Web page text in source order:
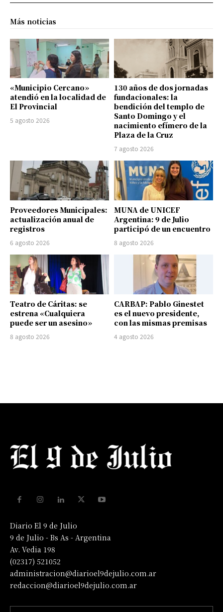
Más noticias
«Municipio Cercano»
atendió en la localidad de
El Provincial
5 agosto 2026
130 años de dos jornadas
fundacionales: la
bendición del templo de
Santo Domingo y el
nacimiento efímero de la
Plaza de la Cruz
7 agosto 2026
Proveedores Municipales:
actualización anual de
registros
6 agosto 2026
MUNA de UNICEF
Argentina: 9 de Julio
participó de un encuentro
8 agosto 2026
Teatro de Cáritas: se
estrena «Cualquiera
puede ser un asesino»
8 agosto 2026
CARBAP: Pablo Ginestet
es el nuevo presidente,
con las mismas premisas
4 agosto 2026
Diario El 9 de Julio
9 de Julio - Bs As - Argentina
Av. Vedia 198
(02317) 521052
administracion@diarioel9dejulio.com.ar
redaccion@diarioel9dejulio.com.ar